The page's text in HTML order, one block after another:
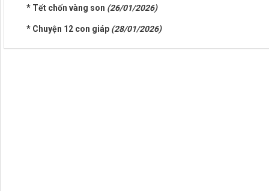
* Tết chốn vàng son (26/01/2026)
* Chuyện 12 con giáp (28/01/2026)